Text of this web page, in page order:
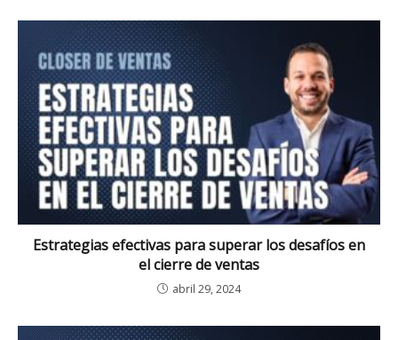
Estrategias efectivas para superar los desafíos en
el cierre de ventas
abril 29, 2024